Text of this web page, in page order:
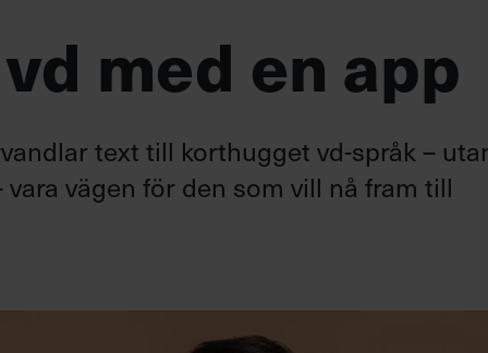
med en app
text till korthugget vd-språk –
vägen för den som vill nå fram till